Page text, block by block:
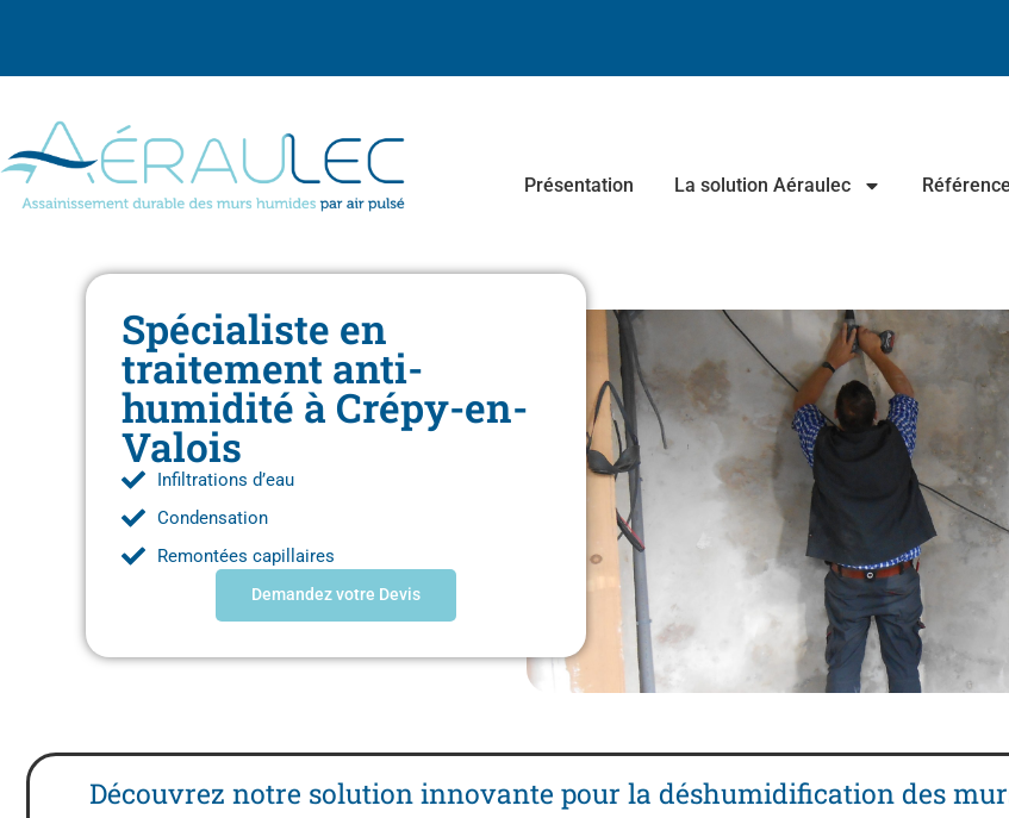
Présentation La solution Aéraulec
Spécialiste en
traitement anti-
humidité à Crépy-en-
Valois
Infiltrations d’eau
Condensation
Remontées capillaires
Demandez votre Devis
Découvrez notre solution innovante pour la déshumidification des